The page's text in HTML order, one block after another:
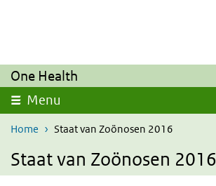
One Health
Menu
Home Staat van Zoönosen 2016
Staat van Zoönosen 2016